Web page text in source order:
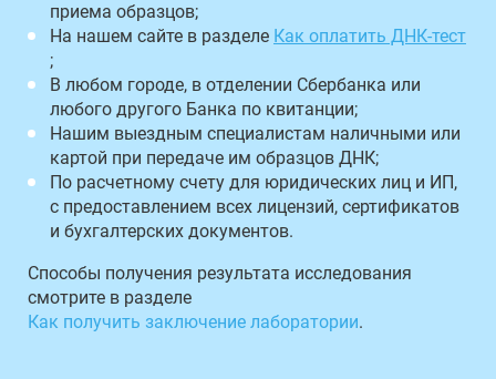
приема образцов;
На нашем сайте в разделе Как оплатить ДНК-тест
;
В любом городе, в отделении Сбербанка или
любого другого Банка по квитанции;
Нашим выездным специалистам наличными или
картой при передаче им образцов ДНК;
По расчетному счету для юридических лиц и ИП,
с предоставлением всех лицензий, сертификатов
и бухгалтерских документов.
Способы получения результата исследования
смотрите в разделе
Как получить заключение лаборатории.